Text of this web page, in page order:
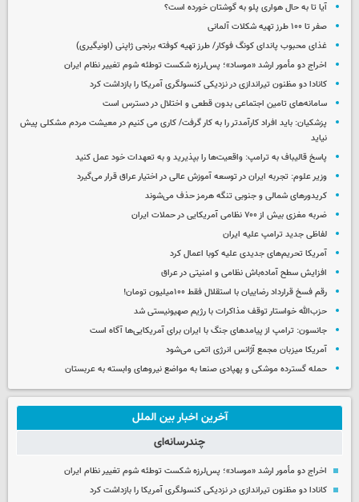
آیا تا به حال هواری پلو به گوشتان خورده است؟
صفر تا ۱۰۰ طرز تهیه شکلات آلمانی
غذای محبوب پاندای کونگ فوکار/ طرز تهیه کوفته برنجی ژاپنی (اونیگیری)
اخراج دو مأمور ارشد «موساد»؛ پس‌لرزه شکست توطئه شوم تغییر نظام ایران
کانادا دو مظنون تیراندازی در نزدیکی کنسولگری آمریکا را بازداشت کرد
سامانه‌های تامین اجتماعی بدون قطعی و اختلال در دسترس است
پزشکیان: باید افراد کارآمدتر را به کار گرفت/ کاری می کنیم در معیشت مردم مشکلی پیش
نیاید
پاسخ قالیباف به ترامپ: واقعیت‌ها را بپذیرید و به تعهدات خود عمل کنید
وزیر علوم: تجربه ایران در توسعه آموزش عالی در اختیار عراق قرار می‌گیرد
کریدورهای شمالی و جنوبی تنگه هرمز حذف می‌شوند
ضربه مغزی بیش از ۷۰۰ نظامی آمریکایی در حملات ایران
لفاظی جدید ترامپ علیه ایران
آمریکا تحریم‌های جدیدی علیه کوبا اعمال کرد
افزایش سطح آماده‌باش نظامی و امنیتی در عراق
رقم فسخ قرارداد رضاییان با استقلال فقط ۱۰۰میلیون تومان!
حزب‌الله خواستار توقف مذاکرات با رژیم صهیونیستی شد
جانسون: ترامپ از پیامدهای جنگ با ایران برای آمریکایی‌ها آگاه است
آمریکا میزبان مجمع آژانس انرژی اتمی می‌شود
حمله گسترده موشکی و پهپادی صنعا به مواضع نیروهای وابسته به عربستان
آخرین اخبار بین الملل
چندرسانه‌ای
اخراج دو مأمور ارشد «موساد»؛ پس‌لرزه شکست توطئه شوم تغییر نظام ایران
کانادا دو مظنون تیراندازی در نزدیکی کنسولگری آمریکا را بازداشت کرد